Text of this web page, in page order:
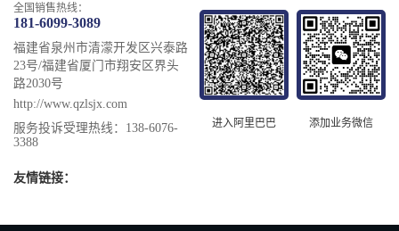
全国销售热线：
181-6099-3089
福建省泉州市清濛开发区兴泰路
23号/福建省厦门市翔安区界头
路2030号
http://www.qzlsjx.com
服务投诉受理热线：138-6076-
3388
进入阿里巴巴 添加业务微信
友情链接：